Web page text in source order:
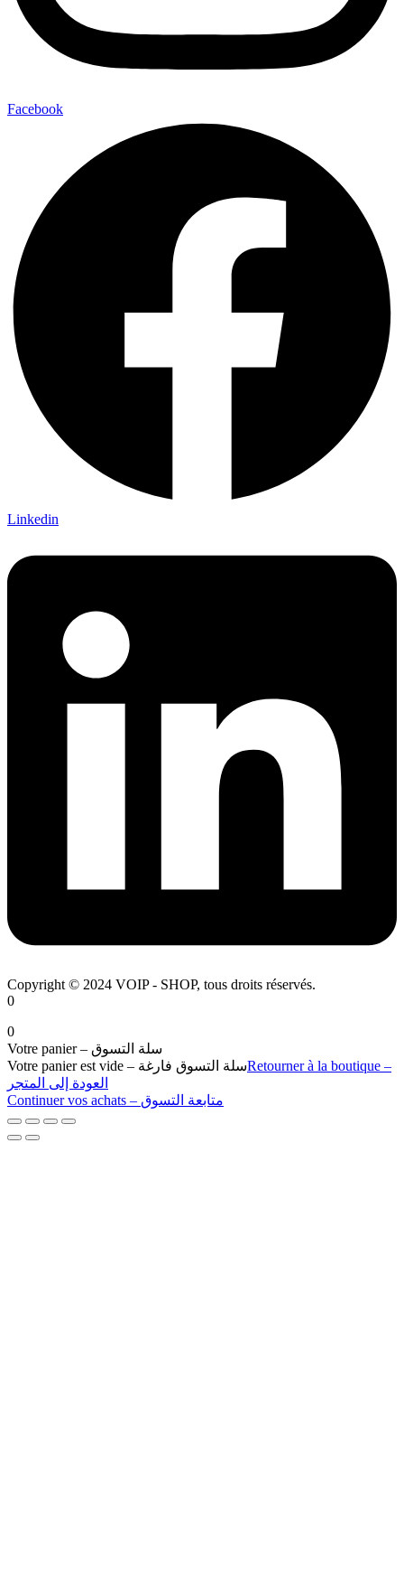
Facebook
Linkedin
Copyright © 2024 VOIP - SHOP, tous droits réservés.
0
0
Votre panier – سلة التسوق
Votre panier est vide – سلة التسوق فارغةRetourner à la boutique –
العودة إلى المتجر
Continuer vos achats – متابعة التسوق